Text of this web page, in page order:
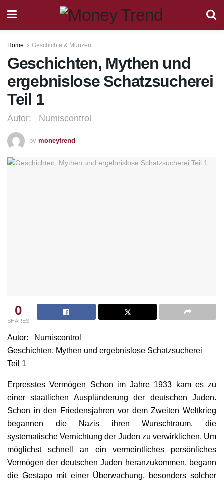
Home Geschichte & Münzen
Geschichten, Mythen und
ergebnislose Schatzsucherei
Teil 1
Autor: Numiscontrol
by moneytrend
0
SHARES
Autor: Numiscontrol
Geschichten, Mythen und ergebnislose Schatzsucherei
Teil 1
Erpresstes Vermögen Schon im Jahre 1933 kam es zu
einer staatlichen Ausplünderung der deutschen Juden.
Schon in den Friedensjahren vor dem Zweiten Weltkrieg
begannen die Nazis ihren Wunschtraum, die
systematische Vernichtung der Juden zu verwirklichen. Um
möglichst schnell an ein vermeintliches persönliches
Vermögen der deutschen Juden heranzukommen, begann
die Gestapo mit einer Überwachung, besonders solcher